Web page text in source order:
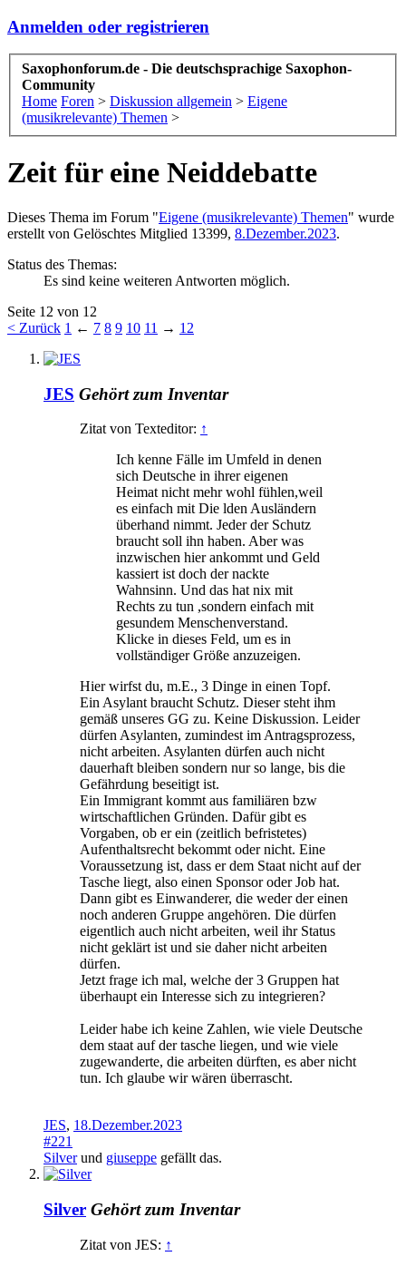
Anmelden oder registrieren
Saxophonforum.de - Die deutschsprachige Saxophon-
Community
Home Foren > Diskussion allgemein > Eigene
(musikrelevante) Themen >
Zeit für eine Neiddebatte
Dieses Thema im Forum "Eigene (musikrelevante) Themen" wurde
erstellt von Gelöschtes Mitglied 13399, 8.Dezember.2023.
Status des Themas:
Es sind keine weiteren Antworten möglich.
Seite 12 von 12
< Zurück 1 ← 7 8 9 10 11 → 12
JES Gehört zum Inventar
Zitat von Texteditor: ↑
Ich kenne Fälle im Umfeld in denen
sich Deutsche in ihrer eigenen
Heimat nicht mehr wohl fühlen,weil
es einfach mit Die lden Ausländern
überhand nimmt. Jeder der Schutz
braucht soll ihn haben. Aber was
inzwischen hier ankommt und Geld
kassiert ist doch der nackte
Wahnsinn. Und das hat nix mit
Rechts zu tun ,sondern einfach mit
gesundem Menschenverstand.
Klicke in dieses Feld, um es in
vollständiger Größe anzuzeigen.
Hier wirfst du, m.E., 3 Dinge in einen Topf.
Ein Asylant braucht Schutz. Dieser steht ihm
gemäß unseres GG zu. Keine Diskussion. Leider
dürfen Asylanten, zumindest im Antragsprozess,
nicht arbeiten. Asylanten dürfen auch nicht
dauerhaft bleiben sondern nur so lange, bis die
Gefährdung beseitigt ist.
Ein Immigrant kommt aus familiären bzw
wirtschaftlichen Gründen. Dafür gibt es
Vorgaben, ob er ein (zeitlich befristetes)
Aufenthaltsrecht bekommt oder nicht. Eine
Voraussetzung ist, dass er dem Staat nicht auf der
Tasche liegt, also einen Sponsor oder Job hat.
Dann gibt es Einwanderer, die weder der einen
noch anderen Gruppe angehören. Die dürfen
eigentlich auch nicht arbeiten, weil ihr Status
nicht geklärt ist und sie daher nicht arbeiten
dürfen.
Jetzt frage ich mal, welche der 3 Gruppen hat
überhaupt ein Interesse sich zu integrieren?
Leider habe ich keine Zahlen, wie viele Deutsche
dem staat auf der tasche liegen, und wie viele
zugewanderte, die arbeiten dürften, es aber nicht
tun. Ich glaube wir wären überrascht.
JES, 18.Dezember.2023
#221
Silverund giuseppe gefällt das.
Silver Gehört zum Inventar
Zitat von JES: ↑